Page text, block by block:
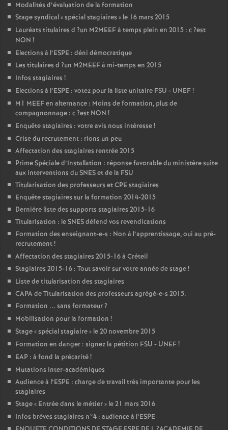
Modalités d’évaluation de la formation
Stage syndical «spécial stagiaires » le 16 mars 2015
Lauréats titulaires d ?un M2MEEFà temps plein en 2015 : c?est
NON !
Elections à l’ESPE : déni démocratique
Les titulaires d ?un M2MEEFà mi-temps en 2015
Infos stagiaires !
Elections à l’ESPE : votez pour la liste unitaire FSU - UNEF!
M1 MEEFen alternance : Moins de formation, plus de
compagnonnage : c?est NON !
Enquête stagiaires : votre avis nous intéresse!
Crise du recrutement : rions un peu
Affectation des stagiaires rentrée 2015
Prime Spéciale d’Installation : réponse favorable du ministère suite
aux interventions duSNESet de la FSU
Titularisation des professeurs etCPE stagiaires
Enquête stagiaires sur la formation 2014-2015
Dernière liste des supports stagiaires 2015-16
Titularisation : leSNESdéfend vos revendications
Formation des enseignant-e-s : Non à l’apprentissage, oui au pré-
recrutement!
Affectation des stagiaires 2015-16 à Créteil
Stagiaires 2015-16 : Tout savoir sur votre année de stage!
Liste de titularisation des stagiaires
CAPAde Titularisation des professeurs agrégé-e-s 2015.
Formation ... sans formateur?
Mobilisation pour la formation !
Stage «spécial stagiaire» le 20 novembre 2015
Formation en danger : signez la pétition FSU - UNEF!
EAP : à fond la précarité!
Mutations inter-académiques
Audience à l’ESPE : charge de travail très importante pour les
stagiaires
Stage « Entrée dans le métier» le 21 mars 2016
Infos brèves stagiaires n°4 : audience à l’ESPE